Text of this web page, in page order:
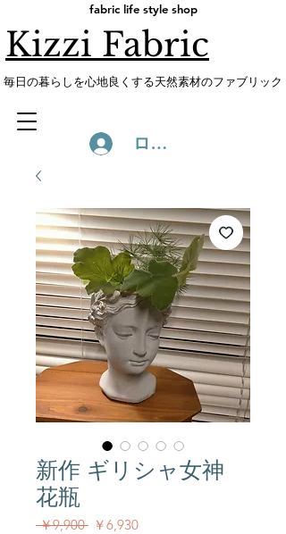
fabric life style shop
Kizzi Fabric
​毎日の暮らしを心地良くする天然素材のファブリック
ログイン
新作 ギリシャ女神
花瓶
￥9,900 通常価格
￥6,930セール価格